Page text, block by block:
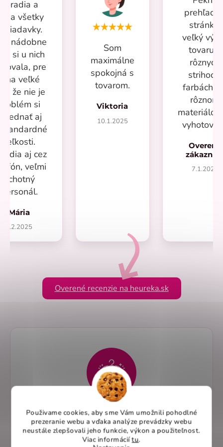
Použivame cookies, aby sme Vám umožnili pohodlné
prezeranie webu a vďaka analýze prevádzky webu
neustále zlepšovali jeho funkcie, výkon a použiteľnost.
Viac informáciítu.
poradia a
všetky
nádobne
si u nich
pre
veľké
že nie je
si
aj
veľkosti.
aj cez
veľmi
ochotný
personál.
Mária
1.2.2025
Som
maximálne
spokojná s
tovarom.
Viktoria
10.1.2025
stránka,
veľký
tovaru v
rôznych
strihoch,
farbách a
rôznom
Overený
7.1.2025
Overené recenzie na heureka.sk
Elegantný dizajn pre profesionálny vzhľad
Zdravotnícka blúzka Elizabeth - Perlička®
vyniká svojim moderným princes strihom, ktorý